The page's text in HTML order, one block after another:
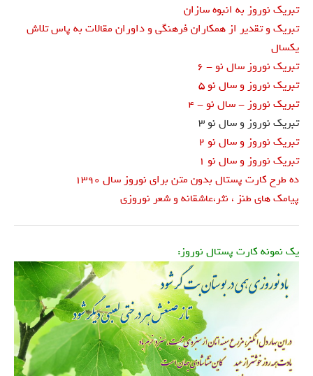
تبریک نوروز به انبوه سازان
تبریک و تقدیر از همکاران فرهنگی و داوران مقالات به پاس تلاش
یکسال
تبریک نوروز سال نو - 6
تبریک نوروز و سال نو 5
تبریک نوروز - سال نو - 4
تبریک نوروز و سال نو 3
تبریک نوروز و سال نو 2
تبریک نوروز و سال نو 1
ده طرح کارت پستال بدون متن برای نوروز سال 1390
پیامک های طنز ، نثر،عاشقانه و شعر نوروزی
یک نمونه کارت پستال نوروز: